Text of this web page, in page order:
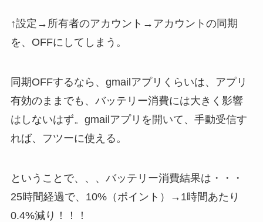
↑設定→所有者のアカウント→アカウントの同期
を、OFFにしてしまう。
同期OFFするなら、gmailアプリくらいは、アプリ
有効のままでも、バッテリー消費には大きく影響
はしないはず。gmailアプリを開いて、手動受信す
れば、フツーに使える。
ということで、、、バッテリー消費結果は・・・
25時間経過で、10%（ポイント）→1時間あたり
0.4%減り！！！